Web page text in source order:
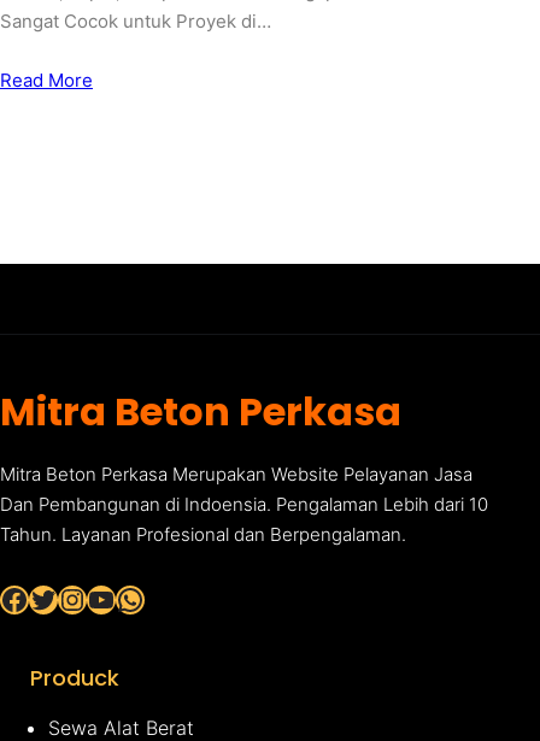
Sangat Cocok untuk Proyek di…
Read More
Mitra Beton Perkasa
Mitra Beton Perkasa Merupakan Website Pelayanan Jasa
Dan Pembangunan di Indoensia. Pengalaman Lebih dari 10
Tahun. Layanan Profesional dan Berpengalaman.
Facebook Twitter InstagramYouTube WhatsApp
Produck
Sewa Alat Berat